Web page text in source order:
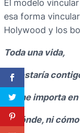
El modelo
esa forma
Holywood y los
Toda una vida,
Me estaría
No me importa
Ni dónde, ni